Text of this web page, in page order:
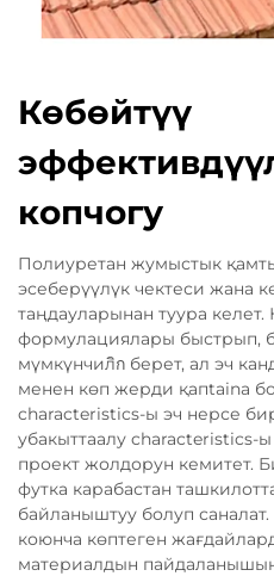
Көбөйтүү
копчогу
Полиуретан жумыстык
эсеберүүлүк чектеси жана
таңдауларынан туура
формулациялары быстрып,
мүмкүнчилิก берет, ал эч
менен көп жерди қапtaina
characteristics-ы эч нерсе
убакыттаалу characteristics-
проект жолдорун кемитет.
футка карабастан
байланыштуу болуп
коюнча көптеген
материалдын